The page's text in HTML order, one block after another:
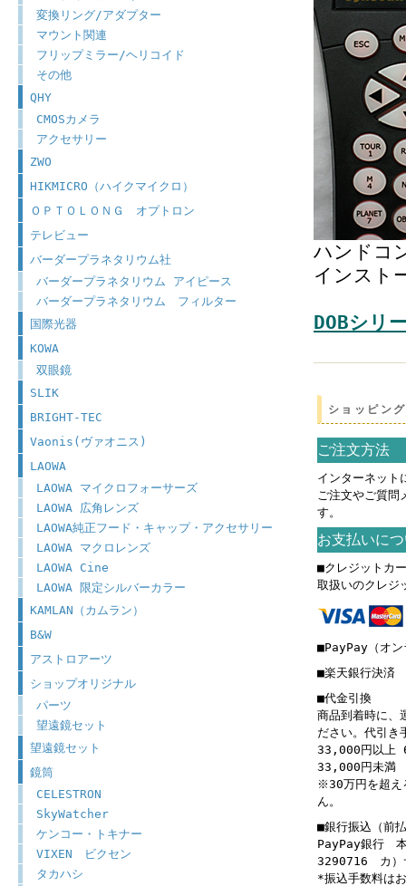
変換リング/アダプター
マウント関連
フリップミラー/ヘリコイド
その他
QHY
CMOSカメラ
アクセサリー
ZWO
HIKMICRO（ハイクマイクロ）
ＯＰＴＯＬＯＮＧ オプトロン
テレビュー
バーダープラネタリウム社
バーダープラネタリウム アイピース
バーダープラネタリウム フィルター
国際光器
KOWA
双眼鏡
SLIK
BRIGHT-TEC
Vaonis(ヴァオニス)
LAOWA
LAOWA マイクロフォーサーズ
LAOWA 広角レンズ
LAOWA純正フード・キャップ・アクセサリー
LAOWA マクロレンズ
LAOWA Cine
LAOWA 限定シルバーカラー
KAMLAN（カムラン）
B&W
アストロアーツ
ショップオリジナル
パーツ
望遠鏡セット
望遠鏡セット
鏡筒
CELESTRON
SkyWatcher
ケンコー・トキナー
VIXEN ビクセン
タカハシ
ハンドコ
インスト
DOBシリ
ショッピン
ご注文方法
インターネット
ご注文やご質問
す。
お支払いに
■クレジットカ
取扱いのクレジ
■PayPay（オン
■楽天銀行決済
■代金引換
商品到着時に、
ださい。代引き
33,000円以上
33,000円未満
※30万円を超え
ん。
■銀行振込（前
PayPay銀行
3290716 カ）
*振込手数料は